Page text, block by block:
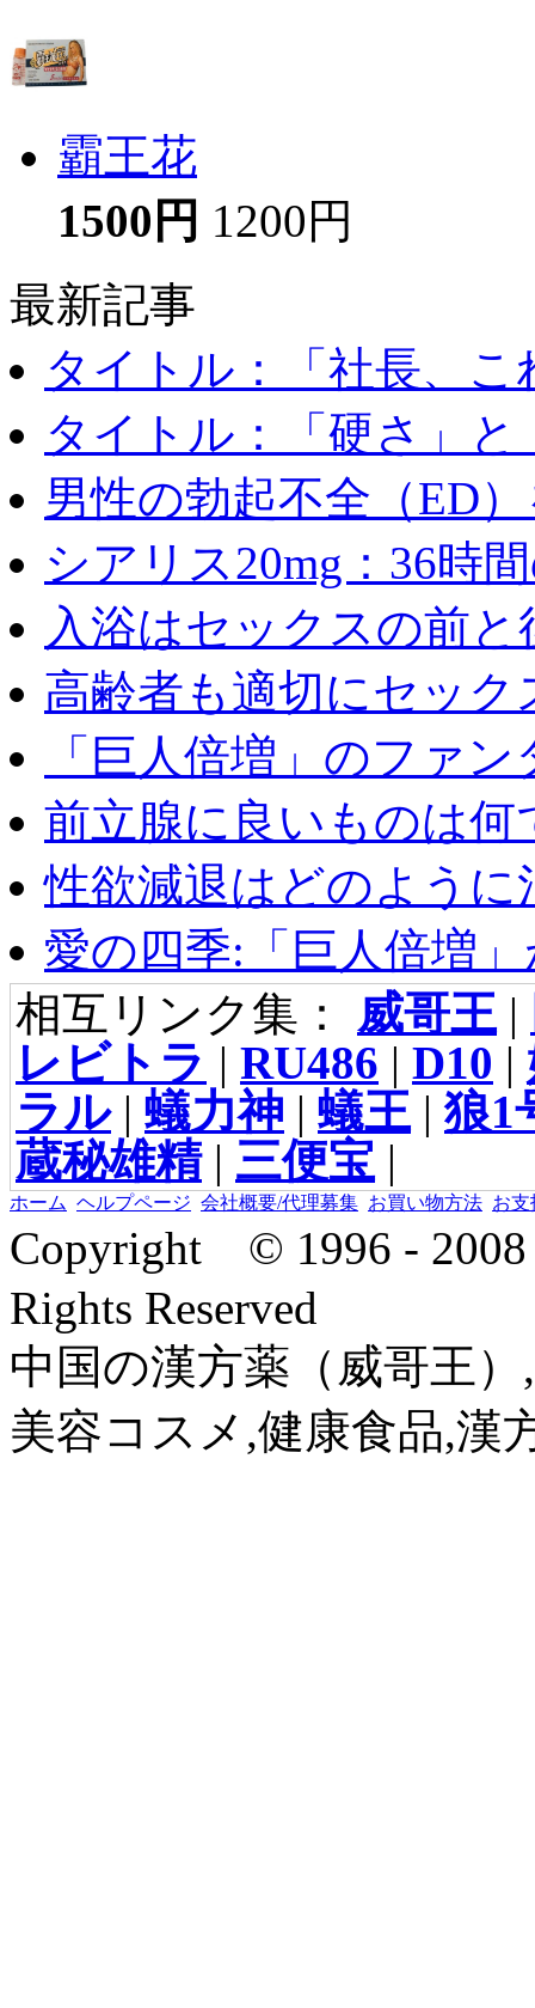
霸王花
1500円 1200円
最新記事
タイトル：「社長、こ
タイトル：「硬さ」と
男性の勃起不全（ED
シアリス20mg：36時
入浴はセックスの前
高齢者も適切にセック
「巨人倍増」のファ
前立腺に良いものは何
性欲減退はどのように
愛の四季:「巨人倍増
相互リンク集： 威哥王 |
レビトラ | RU486 | D10 |
ラル| 蟻力神 | 蟻王 |狼1
蔵秘雄精| 三便宝 |
ホーム ヘルプページ 会社概要/代理募集 お買い物方法 お支
Copyright © 1996 -
Rights Reserved
中国の漢方薬（威哥王
美容コスメ,健康食品,漢